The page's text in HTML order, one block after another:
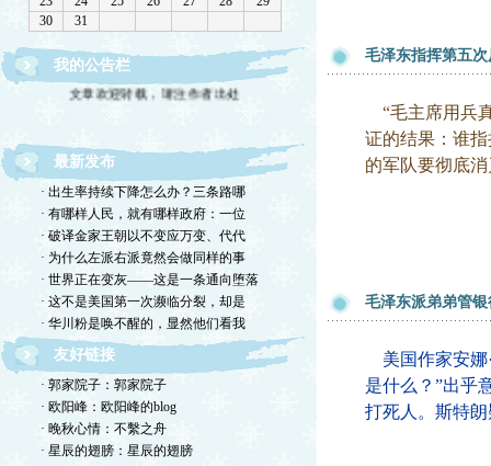
我的公告栏
文章欢迎转载，请注作者出处
最新发布
· 出生率持续下降怎么办？三条路哪
· 有哪样人民，就有哪样政府：一位
· 破译金家王朝以不变应万变、代代
· 为什么左派右派竟然会做同样的事
· 世界正在变灰——这是一条通向堕落
· 这不是美国第一次濒临分裂，却是
· 华川粉是唤不醒的，显然他们看我
友好链接
· 郭家院子：郭家院子
· 欧阳峰：欧阳峰的blog
· 晚秋心情：不繫之舟
· 星辰的翅膀：星辰的翅膀
毛泽东指挥第五
“毛主席用兵
证的结果：谁
的军队要彻底
毛泽东派弟弟管
美国作家安娜
是什么？”出乎
打死人。斯特